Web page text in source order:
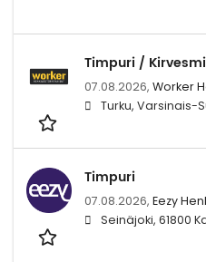
Timpuri /
07.08.2026, Worker
Turku, Varsinais-
Timpuri
07.08.2026, Eezy
Seinäjoki, 61800